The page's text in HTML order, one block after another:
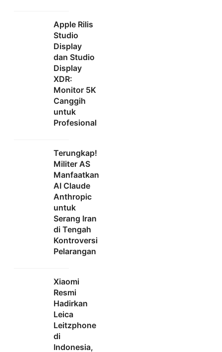
Apple Rilis
Studio
Display
dan Studio
Display
XDR:
Monitor 5K
Canggih
untuk
Profesional
Terungkap!
Militer AS
Manfaatkan
AI Claude
Anthropic
untuk
Serang Iran
di Tengah
Kontroversi
Pelarangan
Xiaomi
Resmi
Hadirkan
Leica
Leitzphone
di
Indonesia,